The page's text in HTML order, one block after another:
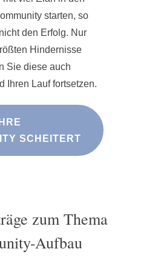
starten, so
den Erfolg. Nur
Hindernisse
Sie diese auch
Ihren Lauf fortsetzen.
SCHEITERT
zum Thema
Aufbau